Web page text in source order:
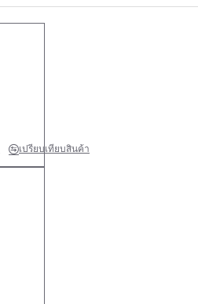
เปรียบเทียบสินค้า